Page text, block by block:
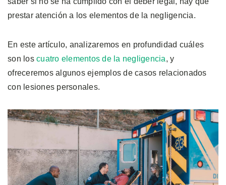
prestar atención a los elementos de la negligencia.
En este artículo, analizaremos en profundidad cuáles
son los cuatro elementos de la negligencia, y
ofreceremos algunos ejemplos de casos relacionados
con lesiones personales.